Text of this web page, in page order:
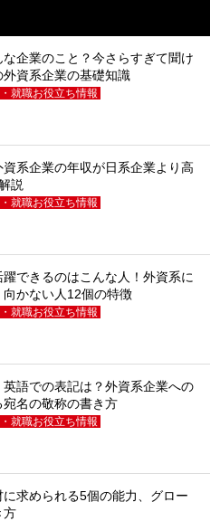
企業のこと？今さらすぎて聞け
資系企業の基礎知識
就職お役立ち情報
系企業の年収が日系企業より高
説
就職お役立ち情報
できるのはこんな人！外資系に
向かない人12個の特徴
就職お役立ち情報
英語での表記は？外資系企業への
名の敬称の書き方
就職お役立ち情報
求められる5個の能力、グロー
方